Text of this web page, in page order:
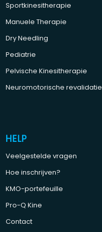
Sportkinesitherapie
Manuele Therapie
Dry Needling
Pediatrie
Pelvische Kinesitherapie
Neuromotorische revalidatie
HELP
Veelgestelde vragen
Hoe inschrijven?
KMO-portefeuille
Pro-Q Kine
Contact